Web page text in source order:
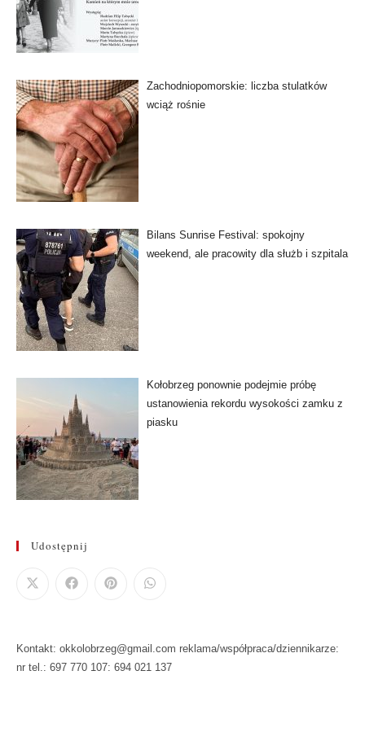
Zachodniopomorskie: liczba stulatków
wciąż rośnie
Bilans Sunrise Festival: spokojny
weekend, ale pracowity dla służb i szpitala
Kołobrzeg ponownie podejmie próbę
ustanowienia rekordu wysokości zamku z
piasku
Udostępnij
Kontakt: okkolobrzeg@gmail.com reklama/współpraca/dziennikarze:
nr tel.: 697 770 107: 694 021 137